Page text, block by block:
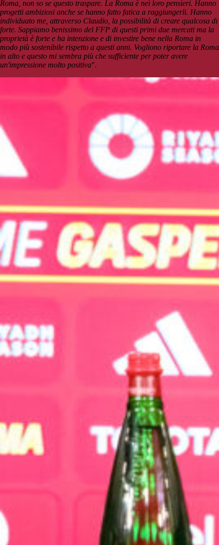
Roma, non so se questo traspare. La Roma è nei loro pensieri. Hanno
progetti ambiziosi anche se hanno fatto fatica a raggiungerli. Hanno
individuato me, attraverso Claudio, la possibilità di creare qualcosa di
forte. Sappiamo benissimo del FFP di questi primi due mercati ma la
proprietà è forte e ha intenzione e di investire bene nella Roma in
modo più sostenibile rispetto a questi anni. Vogliono riportare la Roma
in alto e questo mi sembra più che sufficiente per poter avere
un'impressione molto positiva".